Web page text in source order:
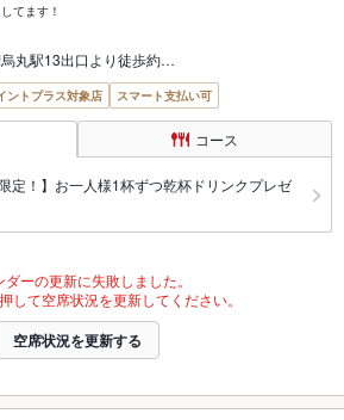
てます！
丸駅13出口より徒歩約…
ントプラス対象店 スマート支払い可
コース
定！】お一人様1杯ずつ乾杯ドリンクプレゼ
ダーの更新に失敗しました。
して空席状況を更新してください。
空席状況を更新する